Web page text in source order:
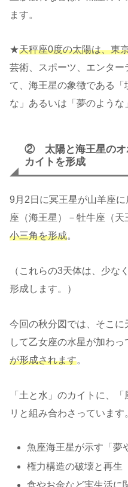
ます。
★天秤座0度の太陽は、東
芸術、スポーツ、エンタ
て、海王星の象徴である
な」あるいは「夢のような
② 太陽と海王星のオ
カイトを形成
9月2日に冥王星が山羊座
座（海王星）－牡牛座（天
小三角を形成。
（これらの3天体は、少な
形成します。）
今回の秋分図では、そこ
して乙女座の水星が加わっ
が形成されます。
「土と水」のカイトに、
リと組み合わさっています
魚座海王星が示す「夢
権力構造の破壊と再生
食やお金など実生活に